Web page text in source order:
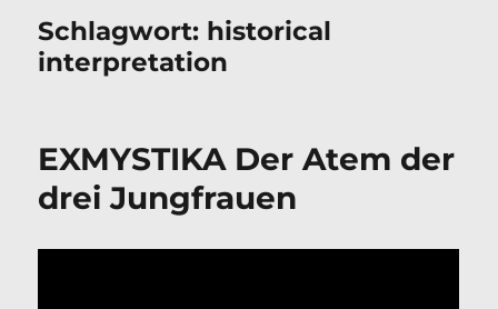
Schlagwort: historical
interpretation
EXMYSTIKA Der Atem der
drei Jungfrauen